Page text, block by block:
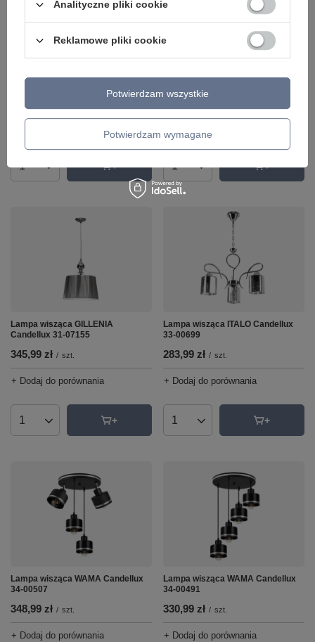
31-39385
Ilość produktów
Candellux 31-21437
345,99 zł
Ilość produktów
Lampa wisząca GILLENIA
Candellux 31-07155
345,99 zł / szt.
+ Dodaj do porównania
Ilość produktów
Lampa wisząca ITALO Candellux
33-00699
283,99 zł / szt.
+ Dodaj do porównania
Ilość produktów
Lampa wisząca WAMA Candellux
34-00507
348,99 zł / szt.
+ Dodaj do porównania
Lampa wisząca WAMA Candellux
34-00491
330,99 zł / szt.
+ Dodaj do porównania
Analityczne pliki cookie
Reklamowe pliki cookie
Potwierdzam wymagane
Potwierdzam wszystkie